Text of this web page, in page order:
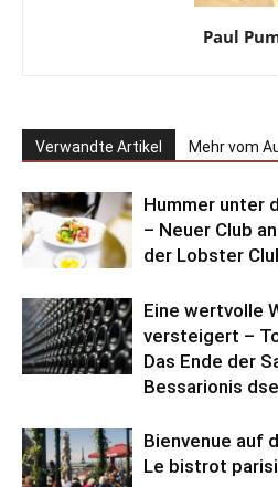
Paul
Verwandte Artikel Mehr vom
Hummer unter
– Neuer Club
der Lobster
Eine wertvolle
versteigert –
Das Ende der
Bessarionis
Bienvenue auf
Le bistrot